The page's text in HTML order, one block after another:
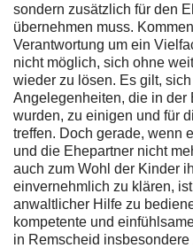
sondern zusätzlich für den
übernehmen muss.
Verantwortung um ein
nicht möglich, sich ohne
wieder zu lösen. Es gilt,
Angelegenheiten, die in der
wurden, zu einigen und für
treffen. Doch gerade, wenn
und die Ehepartner nicht
auch zum Wohl der Kinder
einvernehmlich zu klären,
anwaltlicher Hilfe zu
kompetente und
in Remscheid